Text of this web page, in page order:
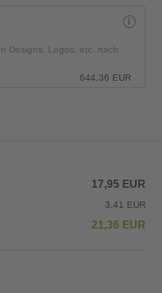
Designs, Logos, etc. nach
644,36 EUR
17,95 EUR
3,41 EUR
21,36 EUR